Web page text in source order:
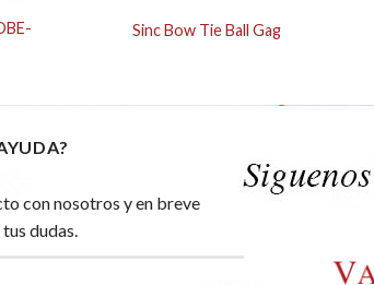
Sinc Bow Tie Ball Gag
con nosotros y en breve
dudas.